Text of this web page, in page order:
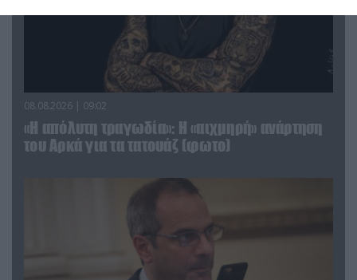
08.08.2026 | 09:02
«Η απόλυτη τραγωδία»: Η «αιχμηρή» ανάρτηση
του Αρκά για τα τατουάζ (φωτο)